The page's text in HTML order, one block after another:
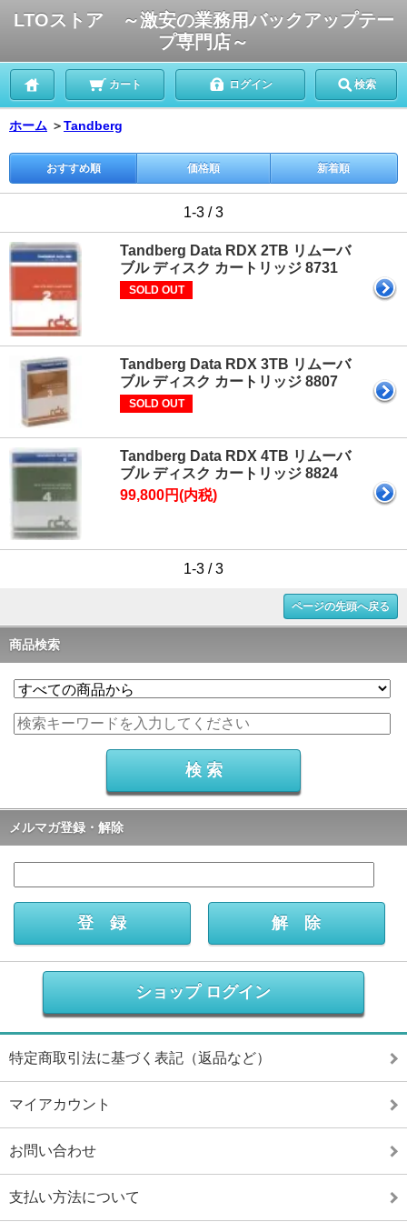
LTOストア ～激安の業務用バックアップテー
プ専門店～
カート ログイン 検索
ホーム ＞Tandberg
おすすめ順 価格順 新着順
1-3 / 3
Tandberg Data RDX 2TB リムーバ
ブル ディスク カートリッジ 8731
SOLD OUT
Tandberg Data RDX 3TB リムーバ
ブル ディスク カートリッジ 8807
SOLD OUT
Tandberg Data RDX 4TB リムーバ
ブル ディスク カートリッジ 8824
99,800円(内税)
1-3 / 3
ページの先頭へ戻る
商品検索
メルマガ登録・解除
ショップ ログイン
特定商取引法に基づく表記（返品など）
マイアカウント
お問い合わせ
支払い方法について